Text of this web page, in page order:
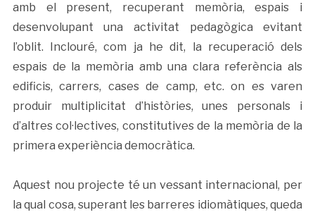
amb el present, recuperant memòria, espais i
desenvolupant una activitat pedagògica evitant
l’oblit. Inclouré, com ja he dit, la recuperació dels
espais de la memòria amb una clara referència als
edificis, carrers, cases de camp, etc. on es varen
produir multiplicitat d’històries, unes personals i
d’altres col·lectives, constitutives de la memòria de la
primera experiència democràtica.
Aquest nou projecte té un vessant internacional, per
la qual cosa, superant les barreres idiomàtiques, queda